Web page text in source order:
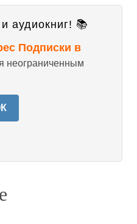
аудиокниг! 📚
Подписки в
неограниченным